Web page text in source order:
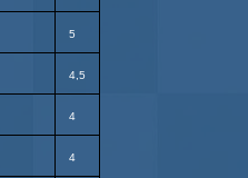
5
4,5
4
4